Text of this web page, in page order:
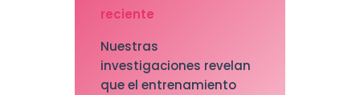
reciente
Nuestras
investigaciones revelan
que el entrenamiento